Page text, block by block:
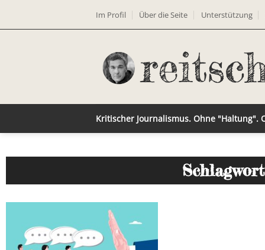
Im Profil Über die Seite Unterstützung
Kritischer Journalismus. Ohne "Haltung".